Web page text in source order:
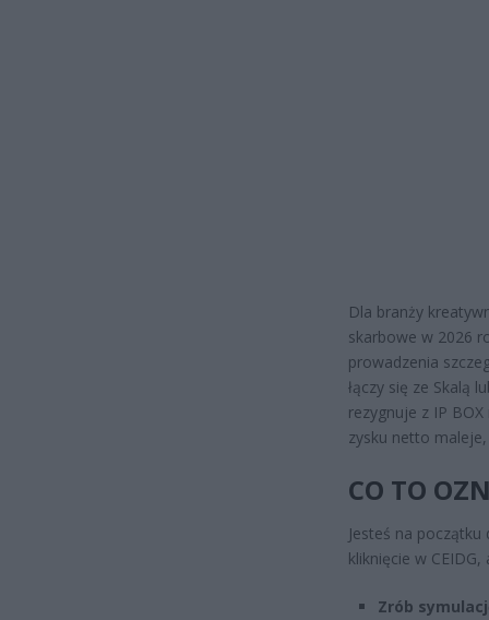
Dla branży
skarbowe w 2026
prowadzenia
łączy się ze Skalą
rezygnuje z IP
zysku netto
CO TO
Jesteś na
kliknięcie w
Zrób